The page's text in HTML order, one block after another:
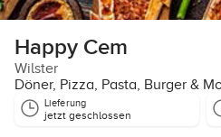
Happy Cem
Wilster
Döner, Pizza, Pasta, Burger &
Lieferung
jetzt geschlossen